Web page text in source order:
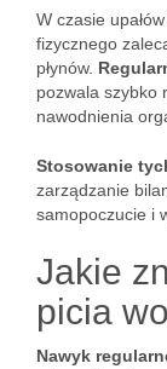
W czasie
fizycznego
płynów.
pozwala szybko
nawodnienia
Stosowanie
zarządzanie
samopoczucie i
Jakie
picia
Nawyk